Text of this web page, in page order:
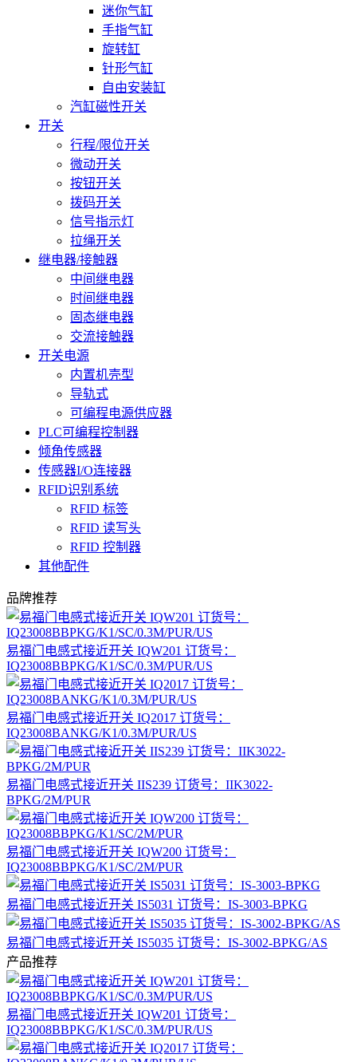
迷你气缸
手指气缸
旋转缸
针形气缸
自由安装缸
汽缸磁性开关
开关
行程/限位开关
微动开关
按钮开关
拨码开关
信号指示灯
拉绳开关
继电器/接触器
中间继电器
时间继电器
固态继电器
交流接触器
开关电源
内置机壳型
导轨式
可编程电源供应器
PLC可编程控制器
倾角传感器
传感器I/O连接器
RFID识别系统
RFID 标签
RFID 读写头
RFID 控制器
其他配件
品牌推荐
易福门电感式接近开关 IQW201 订货号：
IQ23008BBPKG/K1/SC/0.3M/PUR/US
易福门电感式接近开关 IQ2017 订货号：
IQ23008BANKG/K1/0.3M/PUR/US
易福门电感式接近开关 IIS239 订货号：IIK3022-
BPKG/2M/PUR
易福门电感式接近开关 IQW200 订货号：
IQ23008BBPKG/K1/SC/2M/PUR
易福门电感式接近开关 IS5031 订货号：IS-3003-BPKG
易福门电感式接近开关 IS5035 订货号：IS-3002-BPKG/AS
产品推荐
易福门电感式接近开关 IQW201 订货号：
IQ23008BBPKG/K1/SC/0.3M/PUR/US